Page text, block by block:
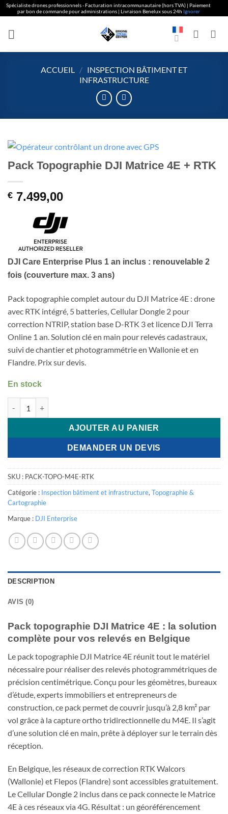
Spécialiste drones professionnels - Facturation intracommunautaire (hors TVA) | Paiement
par bon de commande pour administrations | Livraison Benelux sous 24h Ignorer
ACCUEIL / INSPECTION BÂTIMENT ET
INFRASTRUCTURE
Pack Topographie DJI Matrice 4E + RTK
€ 7.499,00
DJI Care Enterprise Plus 1 an inclus : renouvelable 2
fois (couverture max. 3 ans)
Pack topographie complet autour du DJI Matrice 4E : drone
avec RTK intégré, 5 batteries, Cellular Dongle 2 pour
correction NTRIP, station base D-RTK 3 et licence DJI Terra
Online 1 an. Solution clé en main pour relevés cadastraux,
suivi de chantier et photogrammétrie en Wallonie et en
Flandre. Prix sur devis.
En stock
AJOUTER AU PANIER
DEMANDER UN DEVIS
SKU : PACK-TOPO-M4E-RTK
Catégorie : Inspection bâtiment et infrastructure, Topographie &
Cartographie
Marque : DJI Enterprise
DESCRIPTION
AVIS (0)
Pack topographie DJI Matrice 4E : la solution
complète pour vos relevés en Belgique
Le pack topographie DJI Matrice 4E réunit tout le matériel
nécessaire pour réaliser des relevés photogrammétriques de
précision centimétrique. Conçu pour les géomètres, bureaux
d’étude, experts immobiliers et entrepreneurs de
construction, ce pack permet de couvrir jusqu’à 2,8 km² par
vol grâce à la capture ortho tridirectionnelle du M4E. Il s’agit
d’une solution clé en main, prête à déployer sur le terrain dès
réception.
En Belgique, les réseaux de correction RTK Walcors
(Wallonie) et Flepos (Flandre) sont accessibles gratuitement.
Le Cellular Dongle 2 inclus dans ce pack connecte le Matrice
4E à ces réseaux via 4G. Résultat : un géoréférencement